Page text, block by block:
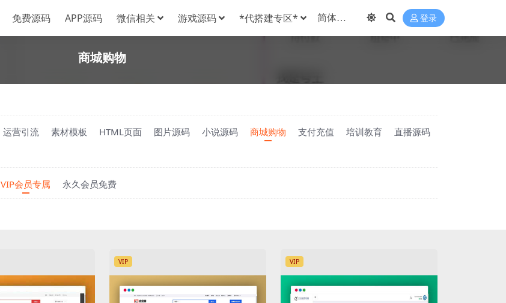
免费源码 APP源码 微信相关 游戏源码 *代搭建专区* 登录
商城购物
运营引流 素材模板 HTML页面 图片源码 小说源码 商城购物 支付充值 培训教育
直播源码
VIP会员专属 永久会员免费
VIP VIP